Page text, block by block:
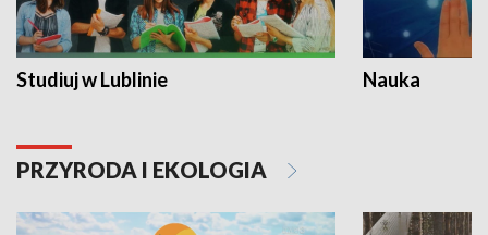
Studiuj w Lublinie Nauka
PRZYRODA I EKOLOGIA